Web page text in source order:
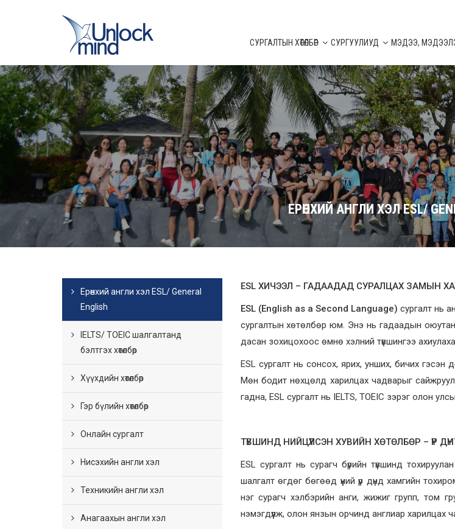
СУРГАЛТЫН ХӨТӨЛБӨР СУРГУУЛИУД МЭДЭЭ,
ЕРӨНХИЙ АНГЛИ ХЭЛ ESL/
Ерөнхий англи хэл ESL/ General
English
IELTS/ TOEIC шалгалтанд
бэлтгэх хөтөлбөр
Хүүхдийн хөтөлбөр
Гэр бүлийн хөтөлбөр
Онлайн сургалт
Нисэхийн англи хэл
Техникийн англи хэл
Анагаахын англи хэл
ESL ХИЧЭЭЛ – ГАДААДАД СУРАЛЦАХ ЗАМЫН
ESL (English as a Second Language) сургалт нь
сургалтын хөтөлбөр юм. Энэ нь гадаадын
дасан зохицохоос өмнө хэлний түвшингээ
ESL сургалт нь сонсох, ярих, унших, бичих гэсэн
Мөн бодит нөхцөлд харилцах чадварыг
гадна, ESL сургалт нь IELTS, TOEIC зэрэг олон
ТҮВШИНД НИЙЦҮҮЛСЭН ХУВИЙН ХӨТӨЛБӨР – ҮР
ESL сургалт нь сурагч бүрийн түвшинд
шалгалт өгдөг бөгөөд үүний үр дүнд хамгийн
нэг сурагч хэлбэрийн анги, жижиг групп, том
нэмэгдүүлж, олон янзын орчинд англиар харилцах